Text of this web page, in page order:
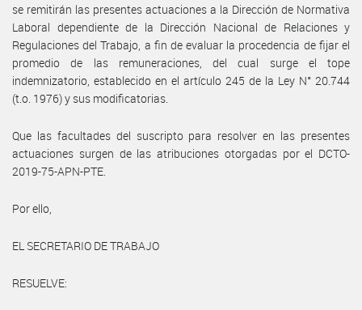
se remitirán las presentes actuaciones a la Dirección de Normativa
Laboral dependiente de la Dirección Nacional de Relaciones y
Regulaciones del Trabajo, a fin de evaluar la procedencia de fijar el
promedio de las remuneraciones, del cual surge el tope
indemnizatorio, establecido en el artículo 245 de la Ley N° 20.744
(t.o. 1976) y sus modificatorias.
Que las facultades del suscripto para resolver en las presentes
actuaciones surgen de las atribuciones otorgadas por el DCTO-
2019-75-APN-PTE.
Por ello,
EL SECRETARIO DE TRABAJO
RESUELVE: